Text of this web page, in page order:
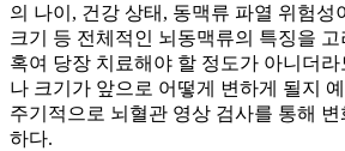
의 나이, 건강 상태, 동맥류 파열 위험성
크기 등 전체적인 뇌동맥류의 특징을
혹여 당장 치료해야 할 정도가 아니더라
나 크기가 앞으로 어떻게 변하게 될지
주기적으로 뇌혈관 영상 검사를 통해
하다.